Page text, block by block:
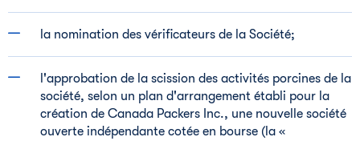
la nomination des vérificateurs de la Société;
l'approbation de la scission des activités porcines de la
société, selon un plan d'arrangement établi pour la
création de Canada Packers Inc., une nouvelle société
ouverte indépendante cotée en bourse (la «